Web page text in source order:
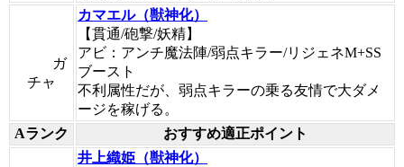
ガ
チャ
カマエル（獣神化）
【貫通/砲撃/妖精】
アビ：アンチ魔法陣/弱点キラー/リジェネM+SS
ブースト
不利属性だが、弱点キラーの乗る友情で大ダメ
ージを稼げる。
Aランク
おすすめ適正ポイント
井上織姫（獣神化）